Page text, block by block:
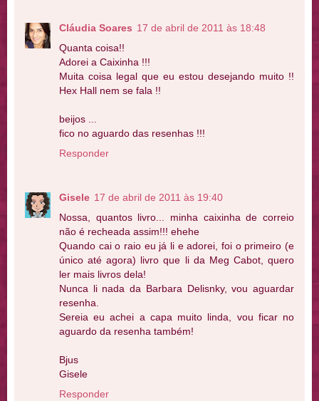
Cláudia Soares 17 de abril de 2011 às 18:48
Quanta coisa!!
Adorei a Caixinha !!!
Muita coisa legal que eu estou desejando muito !!
Hex Hall nem se fala !!
beijos ...
fico no aguardo das resenhas !!!
Responder
Gisele 17 de abril de 2011 às 19:40
Nossa, quantos livro... minha caixinha de correio
não é recheada assim!!! ehehe
Quando cai o raio eu já li e adorei, foi o primeiro (e
único até agora) livro que li da Meg Cabot, quero
ler mais livros dela!
Nunca li nada da Barbara Delisnky, vou aguardar
resenha.
Sereia eu achei a capa muito linda, vou ficar no
aguardo da resenha também!
Bjus
Gisele
Responder